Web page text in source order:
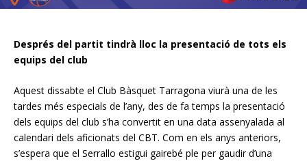
Després del partit tindrà lloc la presentació de tots els
equips del club
Aquest dissabte el Club Bàsquet Tarragona viurà una de les
tardes més especials de l’any, des de fa temps la presentació
dels equips del club s’ha convertit en una data assenyalada al
calendari dels aficionats del CBT. Com en els anys anteriors,
s’espera que el Serrallo estigui gairebé ple per gaudir d’una